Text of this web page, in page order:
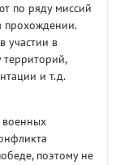
по ряду миссий
прохождении.
участии в
территорий,
и т.д.
военных
поэтому не